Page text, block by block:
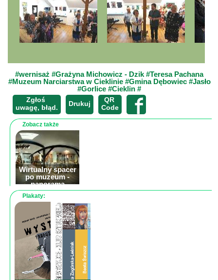
#wernisaż#Grażyna Michowicz - Dzik#Teresa Pachana
#Muzeum Narciarstwa w Cieklinie #Gmina Dębowiec #Jasło
#Gorlice#Cieklin#
Zgłoś
uwagę, błąd.
Drukuj
QR
Code
Zobacz także
Wirtualny spacer
po muzeum -
panorama
sferyczna
Plakaty: